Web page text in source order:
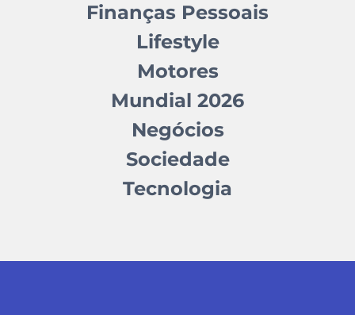
Finanças Pessoais
Lifestyle
Motores
Mundial 2026
Negócios
Sociedade
Tecnologia